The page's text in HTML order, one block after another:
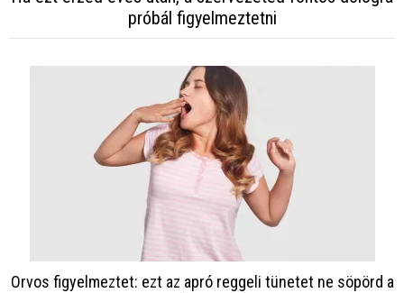
próbál figyelmeztetni
Orvos figyelmeztet: ezt az apró reggeli tünetet ne söpörd a